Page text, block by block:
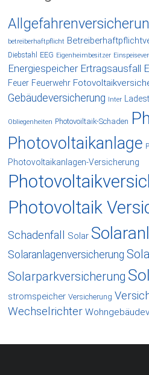
betreiberhaftpflicht
Diebstahl
EEG Eigenheimbesitzer
Energiespeicher Ertragsausfall
Feuer Feuerwehr
Gebäudeversicherung Inter
Obliegenheiten Photovoiltaik-Schaden
Photovoltaikanlage
Photovoltaikanlagen-Versicherung
Photovoltaik
Schadenfall Solar
Solaranlagenversicherung
Solarparkversicherung
stromspeicher Versicherung
Wechselrichter